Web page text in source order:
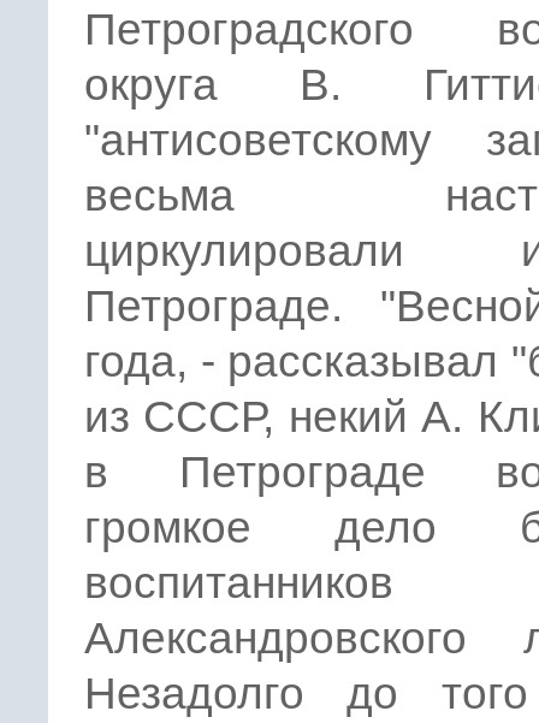
Петроградского
округа В.
"антисоветскому
весьма
Петрограде.
года, - рассказывал
из СССР, некий А.
в Петрограде
громкое дело
воспитанников
Александровского
Незадолго до